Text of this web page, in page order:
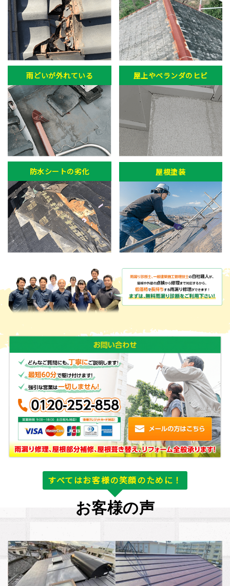
雨どいが外れている 屋上やベランダのヒビ
防水シートの劣化 屋根塗装
すべてはお客様の笑顔のために！
お客様の声